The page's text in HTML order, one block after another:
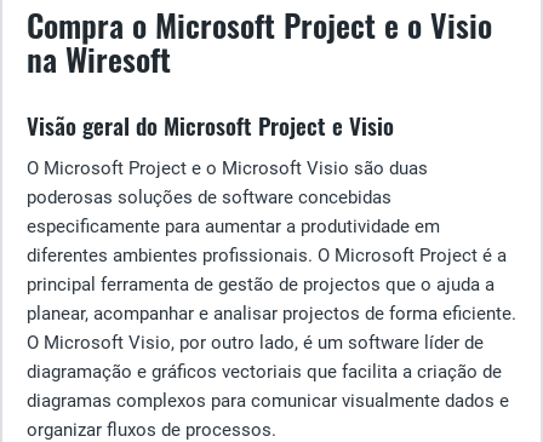
Compra o Microsoft Project e o Visio
na Wiresoft
Visão geral do Microsoft Project e Visio
O Microsoft Project e o Microsoft Visio são duas
poderosas soluções de software concebidas
especificamente para aumentar a produtividade em
diferentes ambientes profissionais. O Microsoft Project é a
principal ferramenta de gestão de projectos que o ajuda a
planear, acompanhar e analisar projectos de forma eficiente.
O Microsoft Visio, por outro lado, é um software líder de
diagramação e gráficos vectoriais que facilita a criação de
diagramas complexos para comunicar visualmente dados e
organizar fluxos de processos.